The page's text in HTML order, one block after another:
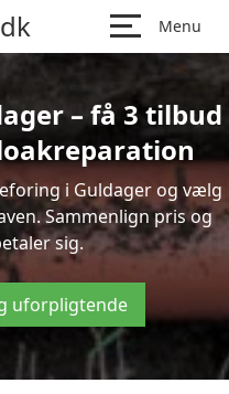
Menu
– få 3 tilbud
i Guldager og vælg
Sammenlign pris og
sig.
uforpligtende